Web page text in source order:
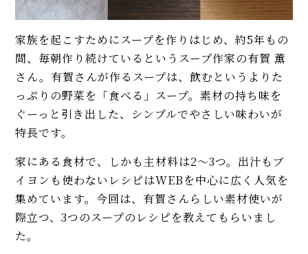
家族を起こすためにスープを作りはじめ、約5年もの
間、毎朝作り続けているというスープ作家の有賀 薫
さん。有賀さんが作るスープは、飲むというよりた
っぷりの野菜を「食べる」スープ。素材の持ち味を
ぐーっと引き出した、シンプルでやさしい味わいが
特長です。
家にある食材で、しかも主材料は2〜3つ。出汁もブ
イヨンも使わないレシピはWEBを中心に広く人気を
集めています。今回は、有賀さんらしい素材使いが
際立つ、3つのスープのレシピを教えてもらいまし
た。
【ルウなし】牛肉とトマトの
「ハヤシライス」プロのレシ
ピ。家庭の調味料で作れます！
【タコの人気レシピ】プロ直伝
の唐揚げ、和風マリネ、トマトパ
スタの3品。簡単おつまみからメ
インまで
タ」のレシピ。コンソメ不要で
簡単！
【まとめ】プロのコツ満載！ 夏
のトマトの人気レシピ。パス
【初心者必見】干さない、シソ
不要！ 昔ながらの塩漬け梅干し
の簡単な作り方
モヒートの基本レシピ。すっきり
爽快！